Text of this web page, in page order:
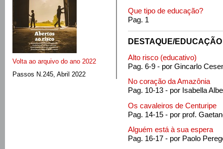
Volta ao arquivo do ano 2022
Passos N.245, Abril 2022
Que tipo de educação?
Pag. 1
DESTAQUE/EDUCAÇÃO
Alto risco (educativo)
Pag. 6-9 - por Gincarlo
No coração da Amazônia
Pag. 10-13 - por Isabella
Os cavaleiros de Centuripe
Pag. 14-15 - por prof.
Alguém está à sua espera
Pag. 16-17 - por Paolo